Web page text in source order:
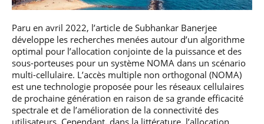
Paru en avril 2022, l’article de Subhankar Banerjee
développe les recherches menées autour d’un algorithme
optimal pour l’allocation conjointe de la puissance et des
sous-porteuses pour un système NOMA dans un scénario
multi-cellulaire. L’accès multiple non orthogonal (NOMA)
est une technologie proposée pour les réseaux cellulaires
de prochaine génération en raison de sa grande efficacité
spectrale et de l’amélioration de la connectivité des
utilisateurs. Cependant, dans la littérature, l’allocation